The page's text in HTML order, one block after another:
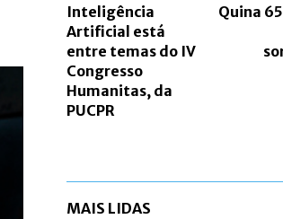
Inteligência
Artificial está
entre temas do IV
Congresso
Humanitas, da
PUCPR
Quina
MAIS LIDAS